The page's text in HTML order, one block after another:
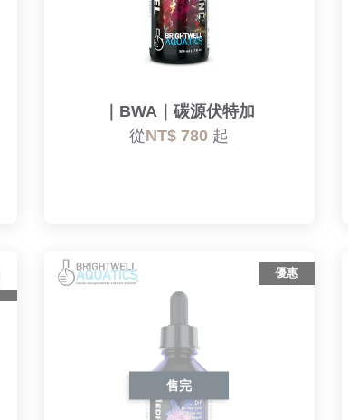
｜BWA｜碳源伏特加
從NT$ 780 起
售完
優惠